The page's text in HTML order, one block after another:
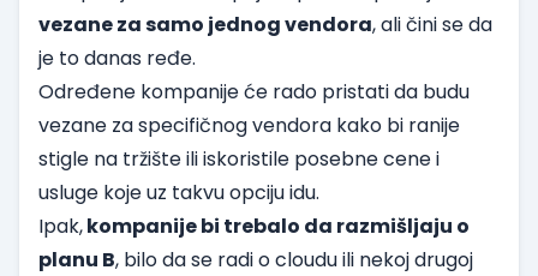
vezane za samo jednog vendora, ali čini se da
je to danas ređe.
Određene kompanije će rado pristati da budu
vezane za specifičnog vendora kako bi ranije
stigle na tržište ili iskoristile posebne cene i
usluge koje uz takvu opciju idu.
Ipak,kompanije bi trebalo da razmišljaju o
planu B, bilo da se radi o cloudu ili nekoj drugoj